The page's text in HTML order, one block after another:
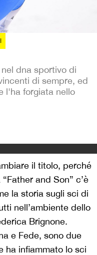
dna sportivo di
di sempre, ed
l'ha forgiata nello
il titolo, perché
and Son” c’è
la storia sugli sci di
nell’ambiente dello
Brignone.
e Fede, sono due
ha infiammato lo sci